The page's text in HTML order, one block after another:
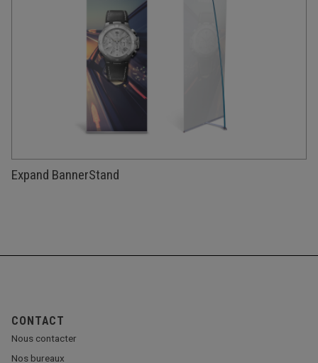
Expand BannerStand
CONTACT
Nous contacter
Nos bureaux